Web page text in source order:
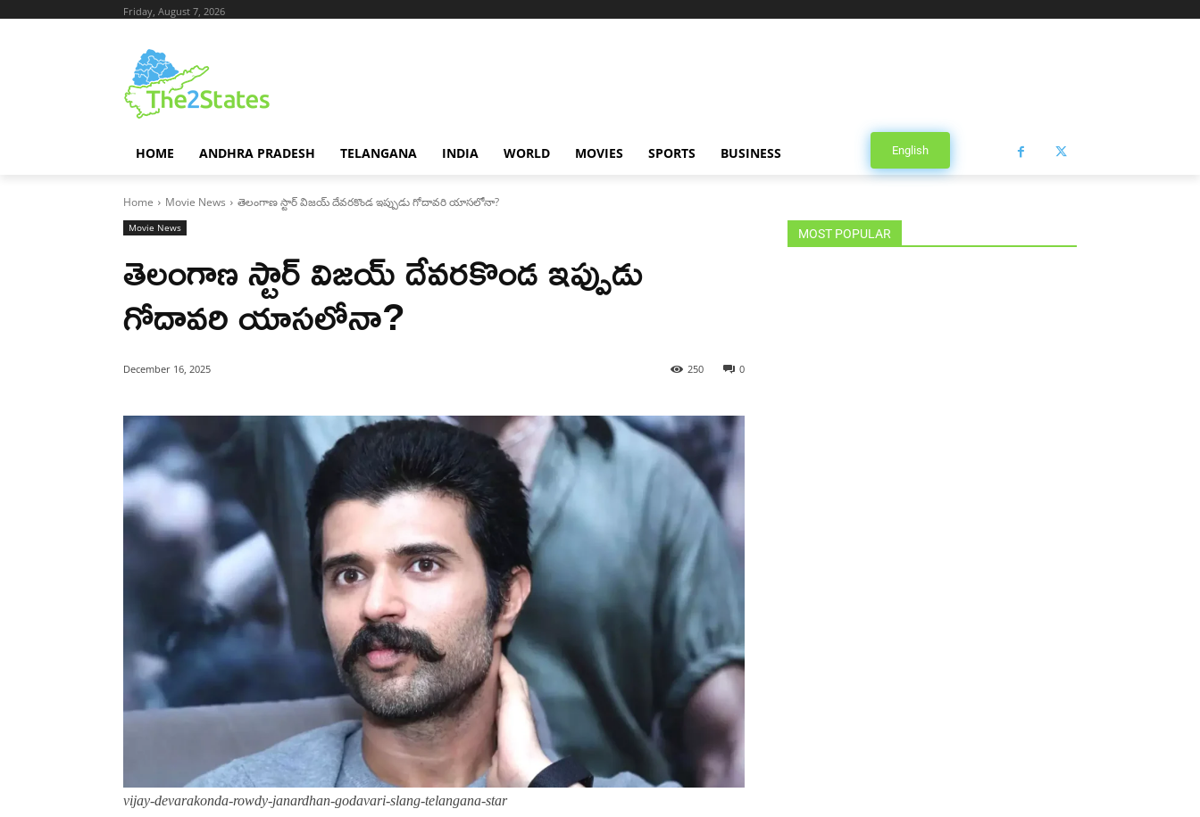
Friday, August 7, 2026
HOME ANDHRA PRADESH TELANGANA INDIA WORLD MOVIES SPORTS BUSINESS English
Home Movie News తెలంగాణ స్టార్ విజయ్ దేవరకొండ ఇప్పుడు గోదావరి యాసలోనా?
Movie News
తెలంగాణ స్టార్ విజయ్ దేవరకొండ ఇప్పుడు
గోదావరి యాసలోనా?
December 16, 2025 0
250
vijay-devarakonda-rowdy-janardhan-godavari-slang-telangana-star
MOST POPULAR